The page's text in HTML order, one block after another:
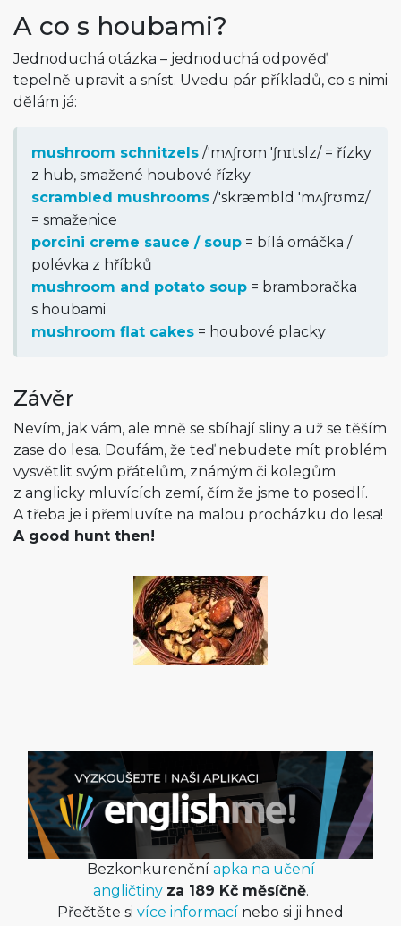
A co s houbami?
Jednoduchá otázka – jednoduchá odpověď:
tepelně upravit a sníst. Uvedu pár příkladů, co s nimi
dělám já:
mushroom schnitzels /'mʌʃrʊm 'ʃnɪtslz/= řízky
z hub, smažené houbové řízky
scrambled mushrooms /'skræmbld 'mʌʃrʊmz/
= smaženice
porcini creme sauce / soup = bílá omáčka /
polévka z hříbků
mushroom and potato soup = bramboračka
s houbami
mushroom flat cakes = houbové placky
Závěr
Nevím, jak vám, ale mně se sbíhají sliny a už se těším
zase do lesa. Doufám, že teď nebudete mít problém
vysvětlit svým přátelům, známým či kolegům
z anglicky mluvících zemí, čím že jsme to posedlí.
A třeba je i přemluvíte na malou procházku do lesa!
A good hunt then!
Bezkonkurenční apka na učení
angličtiny za 189 Kč měsíčně.
Přečtěte si více informací nebo si ji hned